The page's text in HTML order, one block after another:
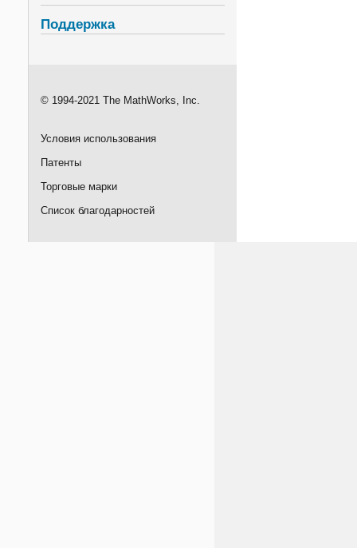
Поддержка
© 1994-2021 The MathWorks, Inc.
Условия использования
Патенты
Торговые марки
Список благодарностей